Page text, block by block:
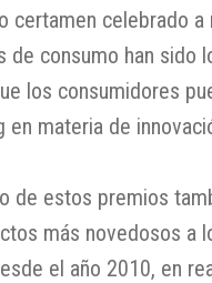
certamen celebrado
de consumo han sido
los consumidores
en materia de
de estos premios
más novedosos a
el año 2010, en